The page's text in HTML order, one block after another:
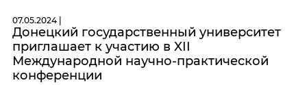
07.05.2024 |
Донецкий государственный университет
приглашает к участию в XII
Международной научно-практической
конференции